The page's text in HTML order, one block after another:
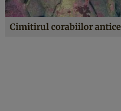
Cimitirul corabiilor antice